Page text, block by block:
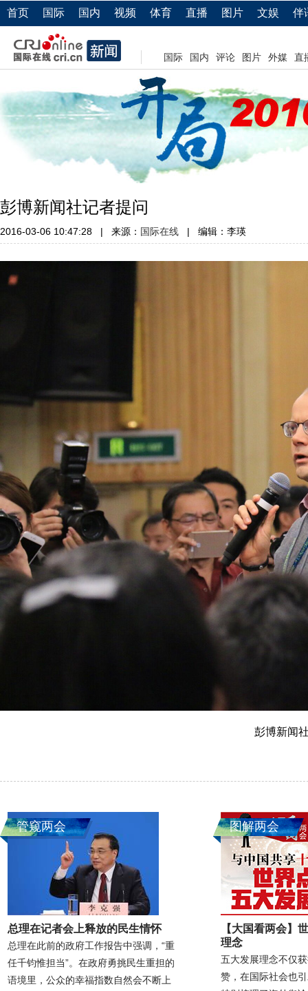
首页 国际 国内 视频 体育 直播 图片 文娱 伴
国际 国内 评论 图片 外媒 直
彭博新闻社记者提问
2016-03-06 10:47:28 | 来源： 国际在线 | 编辑：李瑛
彭博新闻
管窥两会
总理在记者会上释放的民生情怀
总理在此前的政府工作报告中强调，“重
任千钧惟担当”。在政府勇挑民生重担的
语境里，公众的幸福指数自然会不断上
图解两会
【大国看两会】
理念
五大发展理念不仅
赞，在国际社会也